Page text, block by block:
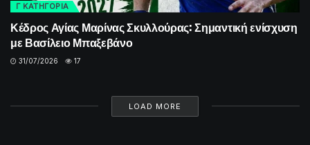
Γ ΚΑΤΗΓΟΡΙΑ
Κέδρος Αγίας Μαρίνας Σκυλλούρας: Σημαντική ενίσχυση
με Βασίλειο Μπαξεβάνο
31/07/2026 17
LOAD MORE